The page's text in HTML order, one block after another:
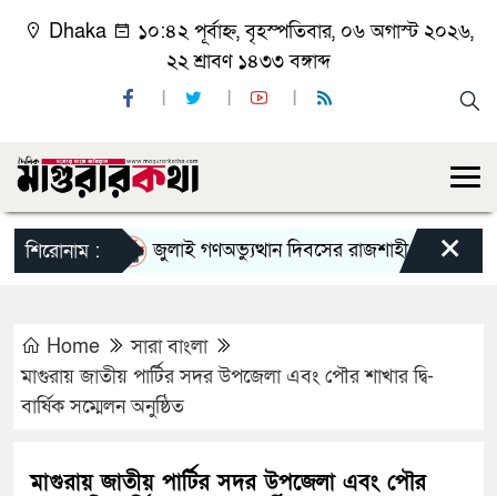
Dhaka
১০:৪২ পূর্বাহ্ন, বৃহস্পতিবার, ০৬ অগাস্ট ২০২৬,
২২ শ্রাবণ ১৪৩৩ বঙ্গাব্দ
শিরোনাম : জুলাই গণঅভ্যুত্থান দিবসের রাজশাহী মহানগর×
Home
সারা বাংলা
মাগুরায় জাতীয় পার্টির সদর উপজেলা এবং পৌর শাখার দ্বি-
বার্ষিক সম্মেলন অনুষ্ঠিত
মাগুরায় জাতীয় পার্টির সদর উপজেলা এবং পৌর